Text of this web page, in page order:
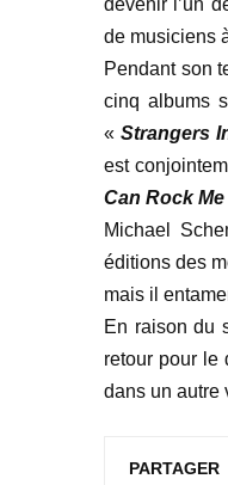
devenir l’un
de musiciens
Pendant son
cinq albums
« Strangers
est
Can Rock Me
Michael
éditions des
mais il
En raison du
retour pour le
dans un autre
PARTAGER